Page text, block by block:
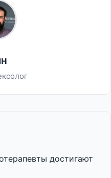
достигают